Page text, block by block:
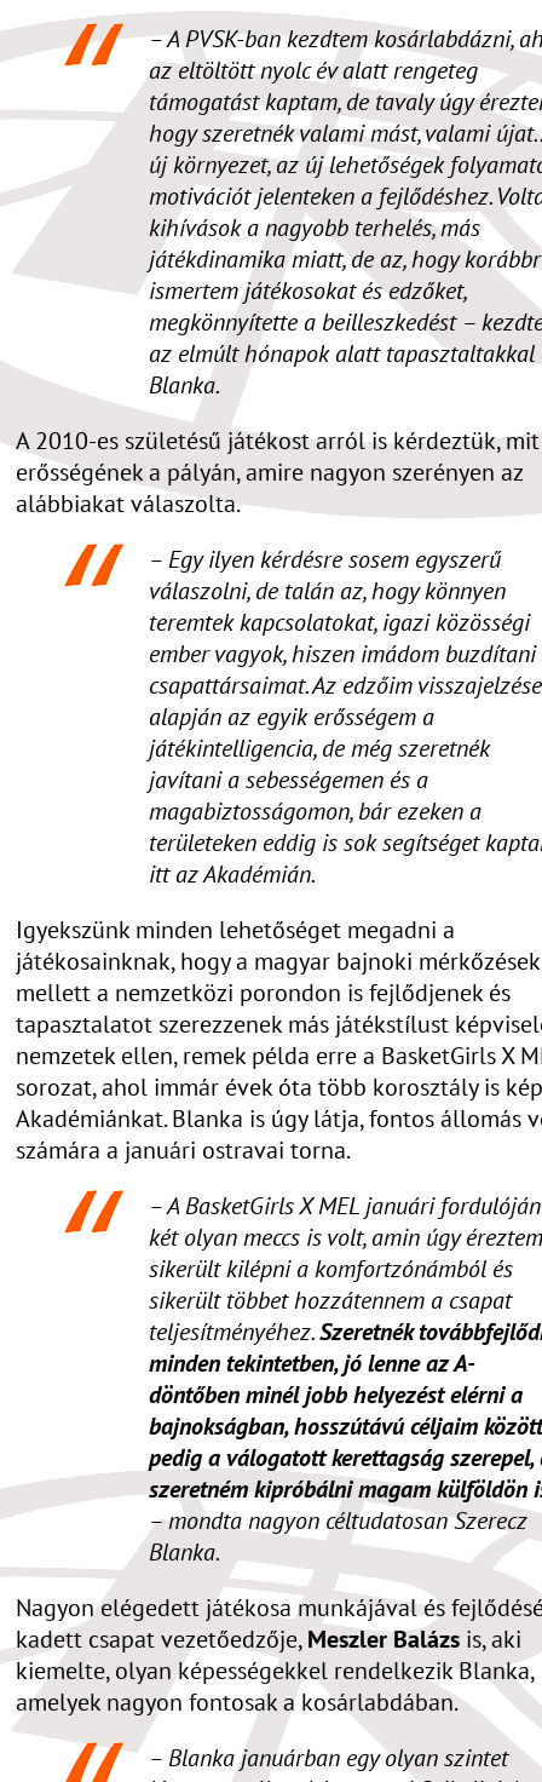
– A PVSK-ban kezdtem kosárlabdázni,
az eltöltött nyolc év alatt rengeteg
támogatást kaptam, de tavaly úgy
hogy szeretnék valami mást, valami újat.
új környezet, az új lehetőségek
motivációt jelenteken a fejlődéshez.
kihívások a nagyobb terhelés, más
játékdinamika miatt, de az, hogy
ismertem játékosokat és edzőket,
megkönnyítette a beilleszkedést –
az elmúlt hónapok alatt tapasztaltakkal
Blanka.
A 2010-es születésű játékost arról is kérdeztük,
erősségének a pályán, amire nagyon szerényen az
alábbiakat válaszolta.
– Egy ilyen kérdésre sosem egyszerű
válaszolni, de talán az, hogy könnyen
teremtek kapcsolatokat, igazi közösségi
ember vagyok, hiszen imádom buzdítani
csapattársaimat. Az edzőim
alapján az egyik erősségem a
játékintelligencia, de még szeretnék
javítani a sebességemen és a
magabiztosságomon, bár ezeken a
területeken eddig is sok segítséget
itt az Akadémián.
Igyekszünk minden lehetőséget megadni a
játékosainknak, hogy a magyar bajnoki mérkőzések
mellett a nemzetközi porondon is fejlődjenek és
tapasztalatot szerezzenek más játékstílust
nemzetek ellen, remek példa erre a BasketGirls X
sorozat, ahol immár évek óta több korosztály is
Akadémiánkat. Blanka is úgy látja, fontos állomás
számára a januári ostravai torna.
– A BasketGirls X MEL januári fordulóján
két olyan meccs is volt, amin úgy
sikerült kilépni a komfortzónámból és
sikerült többet hozzátennem a csapat
teljesítményéhez.Szeretnék
minden tekintetben, jó lenne az A-
döntőben minél jobb helyezést elérni a
bajnokságban, hosszútávú céljaim között
pedig a válogatott kerettagság szerepel,
szeretném kipróbálni magam külföldön
– mondta nagyon céltudatosan Szerecz
Blanka.
Nagyon elégedett játékosa munkájával és
kadett csapat vezetőedzője,Meszler Balázs is, aki
kiemelte, olyan képességekkel rendelkezik Blanka,
amelyek nagyon fontosak a kosárlabdában.
– Blanka januárban egy olyan szintet